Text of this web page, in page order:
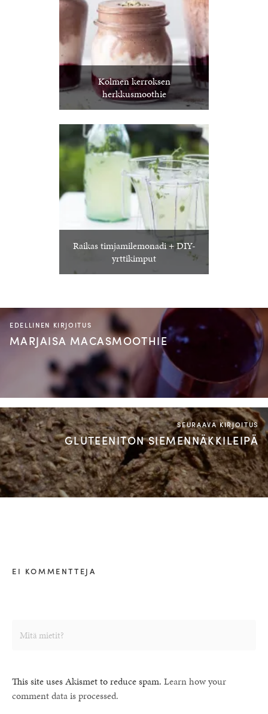
Kolmen kerroksen
herkkusmoothie
Raikas timjamilemonadi + DIY-
yrttikimput
EDELLINEN KIRJOITUS
MARJAISA MACASMOOTHIE
SEURAAVA KIRJOITUS
GLUTEENITON SIEMENNÄKKILEIPÄ
EI KOMMENTTEJA
This site uses Akismet to reduce spam. Learn how your
comment data is processed.